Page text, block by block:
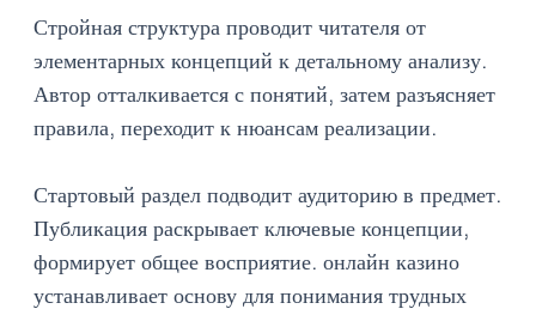
Стройная структура проводит читателя от
элементарных концепций к детальному анализу.
Автор отталкивается с понятий, затем разъясняет
правила, переходит к нюансам реализации.
Стартовый раздел подводит аудиторию в предмет.
Публикация раскрывает ключевые концепции,
формирует общее восприятие. онлайн казино
устанавливает основу для понимания трудных